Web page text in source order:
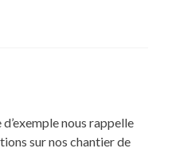
nous rappelle
sur nos chantier de